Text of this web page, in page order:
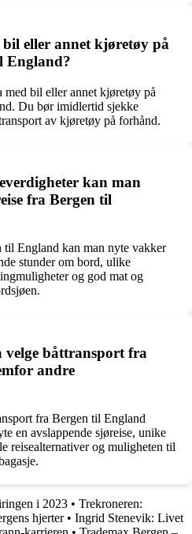
eller annet kjøretøy på
England?
med bil eller annet kjøretøy på
Du bør imidlertid sjekke
av kjøretøy på forhånd.
kan man
fra Bergen til
til England kan man nyte vakker
stunder om bord, ulike
og god mat og
velge båttransport fra
andre
fra Bergen til England
en avslappende sjøreise, unike
reisealternativer og muligheten til
i 2023 • Trekroneren:
hjerter• Ingrid Stenevik: Livet